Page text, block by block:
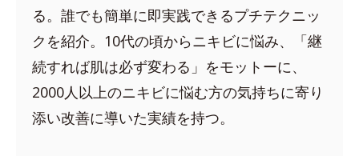
る。誰でも簡単に即実践できるプチテクニッ
クを紹介。10代の頃からニキビに悩み、「継
続すれば肌は必ず変わる」をモットーに、
2000人以上のニキビに悩む方の気持ちに寄り
添い改善に導いた実績を持つ。